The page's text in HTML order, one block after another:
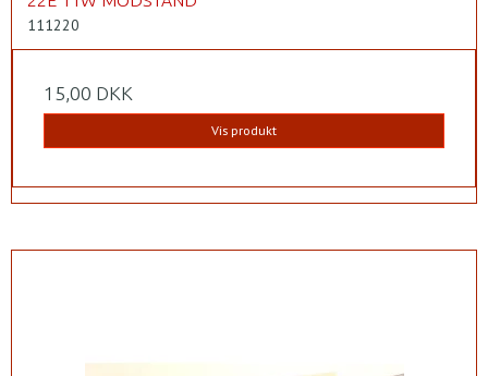
111220
15,00 DKK
Vis produkt